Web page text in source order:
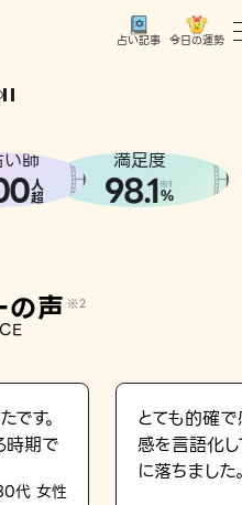
占い記事 今日の運勢
なら
師
人
超
満足度
98.1※1
%
の声 ※2
です。
時期で
代 女性
とても的確
感を言語化
に落ちました